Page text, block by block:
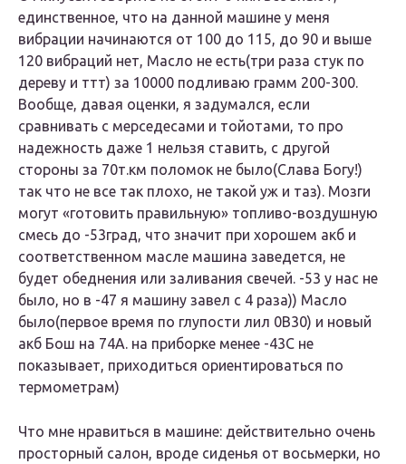
единственное, что на данной машине у меня
вибрации начинаются от 100 до 115, до 90 и выше
120 вибраций нет, Масло не есть(три раза стук по
дереву и ттт) за 10000 подливаю грамм 200-300.
Вообще, давая оценки, я задумался, если
сравнивать с мерседесами и тойотами, то про
надежность даже 1 нельзя ставить, с другой
стороны за 70т.км поломок не было(Слава Богу!)
так что не все так плохо, не такой уж и таз). Мозги
могут «готовить правильную» топливо-воздушную
смесь до -53град, что значит при хорошем акб и
соответственном масле машина заведется, не
будет обеднения или заливания свечей. -53 у нас не
было, но в -47 я машину завел с 4 раза)) Масло
было(первое время по глупости лил 0В30) и новый
акб Бош на 74А. на приборке менее -43С не
показывает, приходиться ориентироваться по
термометрам)
Что мне нравиться в машине: действительно очень
просторный салон, вроде сиденья от восьмерки, но